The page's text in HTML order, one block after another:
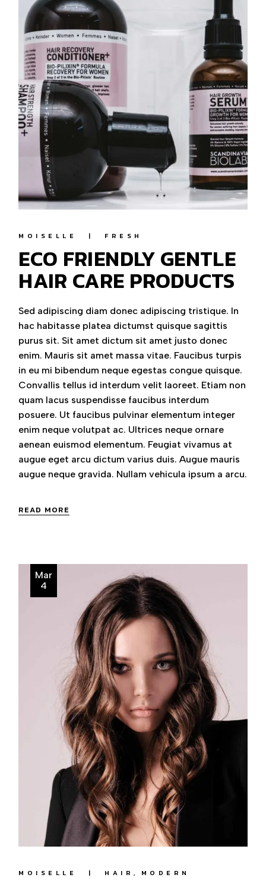
MOISELLE FRESH
ECO FRIENDLY GENTLE
HAIR CARE PRODUCTS
Sed adipiscing diam donec adipiscing tristique. In
hac habitasse platea dictumst quisque sagittis
purus sit. Sit amet dictum sit amet justo donec
enim. Mauris sit amet massa vitae. Faucibus turpis
in eu mi bibendum neque egestas congue quisque.
Convallis tellus id interdum velit laoreet. Etiam non
quam lacus suspendisse faucibus interdum
posuere. Ut faucibus pulvinar elementum integer
enim neque volutpat ac. Ultrices neque ornare
aenean euismod elementum. Feugiat vivamus at
augue eget arcu dictum varius duis. Augue mauris
augue neque gravida. Nullam vehicula ipsum a arcu.
READ MORE
Mar
4
MOISELLE HAIR MODERN